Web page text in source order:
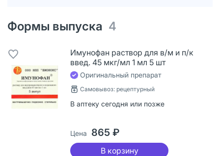
Формы выпуска 4
Имунофан раствор для в/м и п/к
введ. 45 мкг/мл 1 мл 5 шт
Оригинальный препарат
Самовывоз: рецептурный
В аптеку сегодня или позже
Цена 865 ₽
В корзину